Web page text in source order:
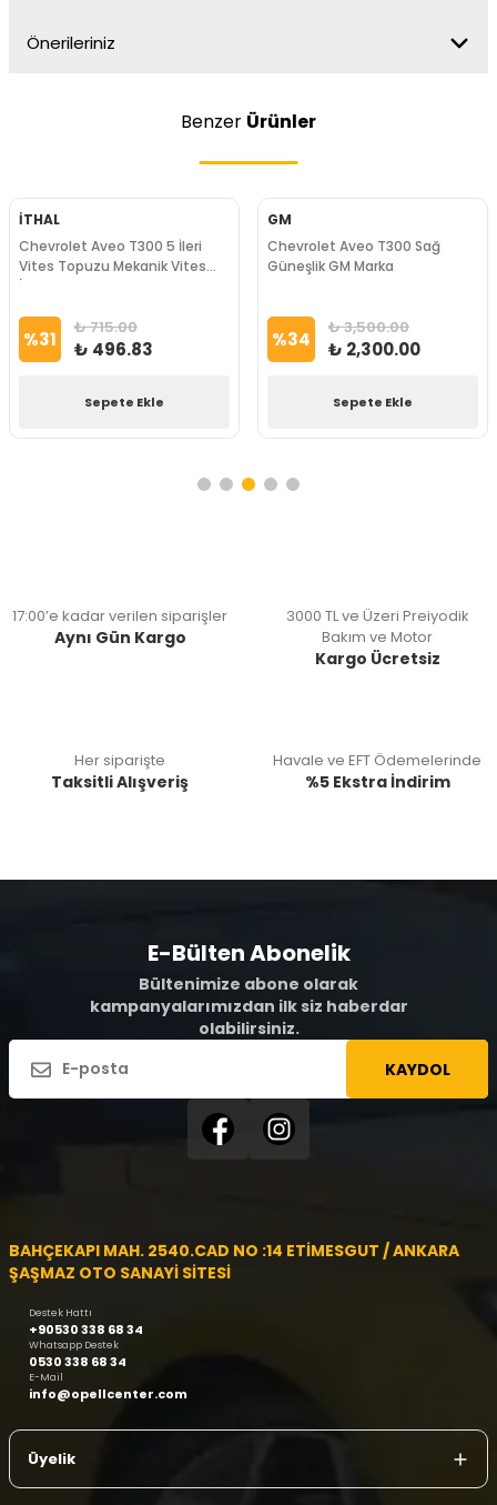
Önerileriniz
Benzer Ürünler
İTHAL
Chevrolet Aveo T300 5 İleri
Vites Topuzu Mekanik Vites
İthal Marka
%31 ₺ 715.00
₺ 496.83
Sepete Ekle
GM
Chevrolet Aveo T300 Sağ
Güneşlik GM Marka
%34 ₺ 3,500.00
₺ 2,300.00
Sepete Ekle
17:00’e kadar verilen siparişler
Aynı Gün Kargo
3000 TL ve Üzeri Preiyodik
Bakım ve Motor
Kargo Ücretsiz
Her siparişte
Taksitli Alışveriş
Havale ve EFT Ödemelerinde
%5 Ekstra İndirim
E-Bülten Abonelik
Bültenimize abone olarak
kampanyalarımızdan ilk siz haberdar
olabilirsiniz.
KAYDOL
BAHÇEKAPI MAH. 2540.CAD NO :14 ETİMESGUT / ANKARA
ŞAŞMAZ OTO SANAYİ SİTESİ
Destek Hattı
+90530 338 68 34
Whatsapp Destek
0530 338 68 34
E-Mail
info@opellcenter.com
Üyelik